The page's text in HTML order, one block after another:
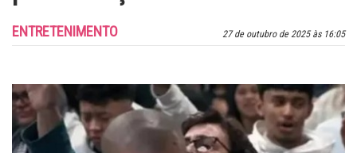
27 de outubro de 2025 às 16:05
ENTRETENIMENTO